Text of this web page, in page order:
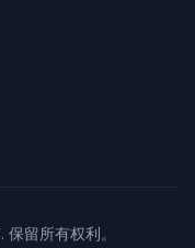
留所有权利。